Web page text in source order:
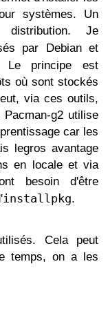
systèmes. Un
distribution. Je
par Debian et
Le principe est
où sont stockés
via ces outils,
g2 utilise
car les
legros avantage
en locale et via
besoin d'être
installpkg.
Cela peut
temps, on a les